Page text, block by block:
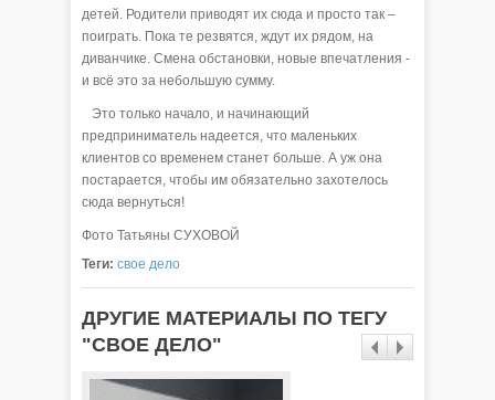
детей. Родители приводят их сюда и просто так –
поиграть. Пока те резвятся, ждут их рядом, на
диванчике. Смена обстановки, новые впечатления -
и всё это за небольшую сумму.
Это только начало, и начинающий
предприниматель надеется, что маленьких
клиентов со временем станет больше. А уж она
постарается, чтобы им обязательно захотелось
сюда вернуться!
Фото Татьяны СУХОВОЙ
Теги: свое дело
ДРУГИЕ МАТЕРИАЛЫ ПО ТЕГУ
"СВОЕ ДЕЛО"